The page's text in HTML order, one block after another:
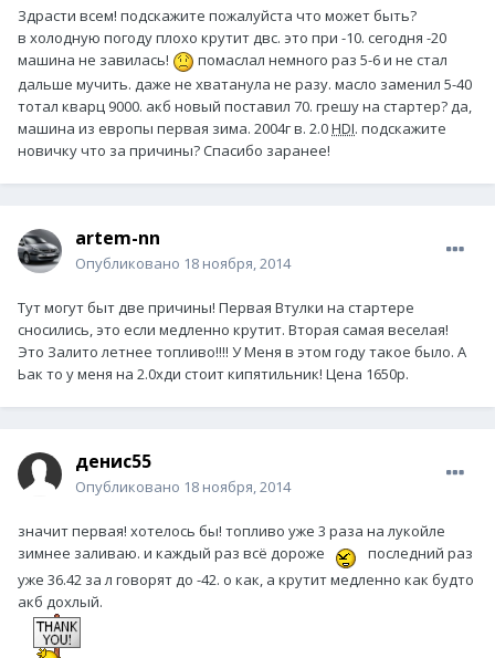
Здрасти всем! подскажите пожалуйста что может быть?
в холодную погоду плохо крутит двс. это при -10. сегодня -20
машина не завилась!
помаслал немного раз 5-6 и не стал
дальше мучить. даже не хватанула не разу. масло заменил 5-40
тотал кварц 9000. акб новый поставил 70. грешу на стартер? да,
машина из европы первая зима. 2004г в. 2.0HDI. подскажите
новичку что за причины? Спасибо заранее!
artem-nn
Опубликовано 18 ноября, 2014
Тут могут быт две причины! Первая Втулки на стартере
сносились, это если медленно крутит. Вторая самая веселая!
Это Залито летнее топливо!!!! У Меня в этом году такое было. А
Ьак то у меня на 2.0хди стоит кипятильник! Цена 1650р.
денис55
Опубликовано 18 ноября, 2014
значит первая! хотелось бы! топливо уже 3 раза на лукойле
зимнее заливаю. и каждый раз всё дороже
последний раз
уже 36.42 за л говорят до -42. о как, а крутит медленно как будто
акб дохлый.